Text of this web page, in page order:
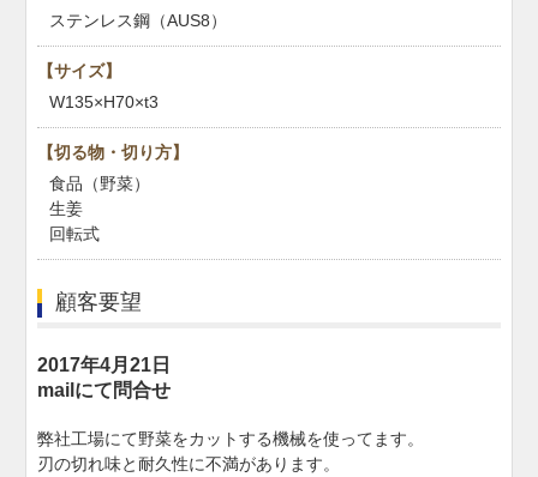
ステンレス鋼（AUS8）
【サイズ】
W135×H70×t3
【切る物・切り方】
食品（野菜）
生姜
回転式
顧客要望
2017年4月21日
mailにて問合せ
弊社工場にて野菜をカットする機械を使ってます。
刃の切れ味と耐久性に不満があります。